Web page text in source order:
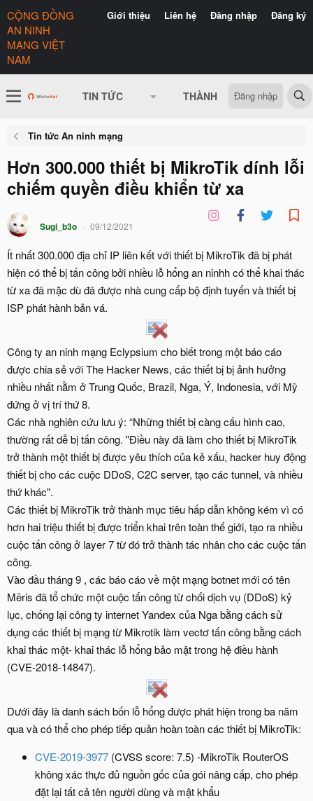
Giới thiệu Liên hệ Đăng nhập Đăng ký
CỘNG ĐỒNG
AN NINH
MẠNG VIỆT
NAM
TIN TỨC THÀNH VIÊN CÓ GÌ
Đăng nhập
Tin tức An ninh mạng
Hơn 300.000 thiết bị MikroTik dính lỗi
chiếm quyền điều khiển từ xa
Sugi_b3o 09/12/2021
Ít nhất 300.000 địa chỉ IP liên kết với thiết bị MikroTik đã bị phát
hiện có thể bị tấn công bởi nhiều lỗ hổng an ninhh có thể khai thác
từ xa đã mặc dù đã được nhà cung cấp bộ định tuyến và thiết bị
ISP phát hành bản vá.
Công ty an ninh mạng Eclypsium cho biết trong một báo cáo
được chia sẻ với The Hacker News, các thiết bị bị ảnh hưởng
nhiều nhất nằm ở Trung Quốc, Brazil, Nga, Ý, Indonesia, với Mỹ
đứng ở vị trí thứ 8.
Các nhà nghiên cứu lưu ý: “Những thiết bị càng cấu hình cao,
thường rất dễ bị tấn công. "Điều này đã làm cho thiết bị MikroTik
trở thành một thiết bị được yêu thích của kẻ xấu, hacker huy động
thiết bị cho các cuộc DDoS, C2C server, tạo các tunnel, và nhiều
thứ khác".
Các thiết bị MikroTik trở thành mục tiêu hấp dẫn không kém vì có
hơn hai triệu thiết bị được triển khai trên toàn thế giới, tạo ra nhiều
cuộc tấn công ở layer 7 từ đó trở thành tác nhân cho các cuộc tấn
công.
Vào đầu tháng 9 , các báo cáo về một mạng botnet mới có tên
Mēris đã tổ chức một cuộc tấn công từ chối dịch vụ (DDoS) kỷ
lục, chống lại công ty internet Yandex của Nga bằng cách sử
dụng các thiết bị mạng từ Mikrotik làm vectơ tấn công bằng cách
khai thác một- khai thác lỗ hổng bảo mật trong hệ điều hành
(CVE-2018-14847).
Dưới đây là danh sách bốn lỗ hổng được phát hiện trong ba năm
qua và có thể cho phép tiếp quản hoàn toàn các thiết bị MikroTik:
CVE-2019-3977 (CVSS score: 7.5) -MikroTik RouterOS
không xác thực đủ nguồn gốc của gói nâng cấp, cho phép
đặt lại tất cả tên người dùng và mật khẩu